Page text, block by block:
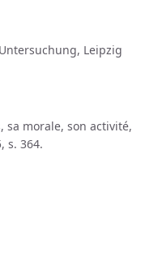
Leipzig
sa morale, son activité,
s. 364.